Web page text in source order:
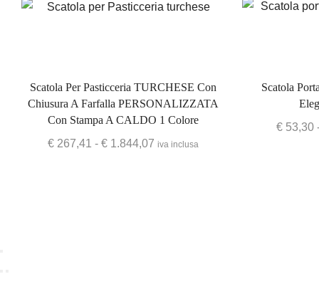
Scatola Per Pasticceria TURCHESE Con
Chiusura A Farfalla PERSONALIZZATA
Con Stampa A CALDO 1 Colore
€267,41 - €1.844,07 iva inclusa
Scatola
€ 53,30